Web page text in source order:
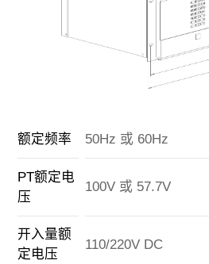
额定频率 50Hz 或 60Hz
PT额定电
压
100V 或 57.7V
开入量额
定电压
110/220V DC